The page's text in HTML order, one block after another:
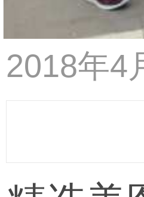
2018年4